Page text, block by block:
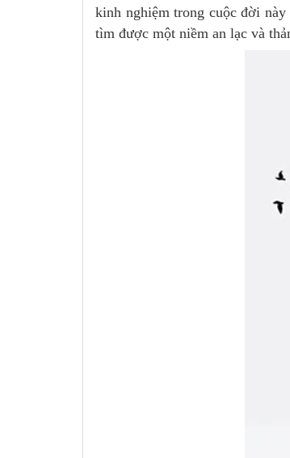
kinh nghiệm trong cuộc đời
tìm được một niềm an lạc và